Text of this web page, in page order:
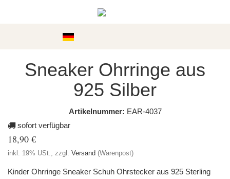
Sneaker Ohrringe aus
925 Silber
Artikelnummer: EAR-4037
sofort verfügbar
18,90 €
inkl. 19% USt., zzgl. Versand (Warenpost)
Kinder Ohrringe Sneaker Schuh Ohrstecker aus 925 Sterling